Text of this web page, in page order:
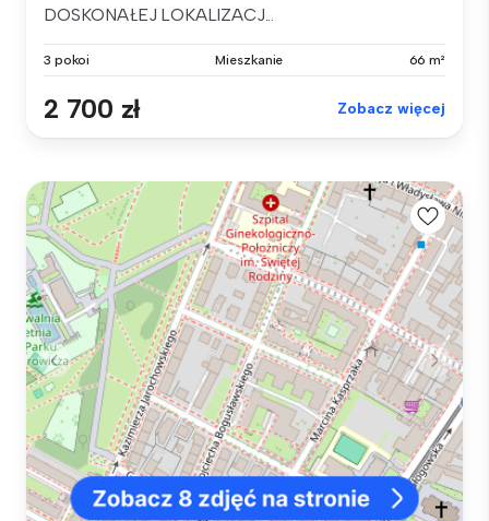
DOSKONAŁEJ LOKALIZACJ...
3 pokoi Mieszkanie 66 m²
2 700 zł Zobacz więcej